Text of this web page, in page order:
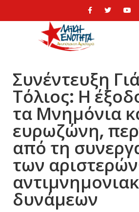
Συνέντευξη
Τόλιος: Η
τα Μνημόνια
ευρωζώνη,
από τη
των
δυνάμεων